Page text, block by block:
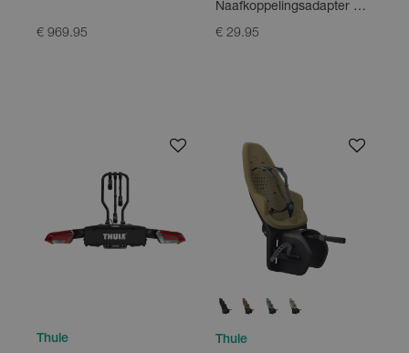
€ 969.95
Naafkoppelingsadapter E-
€ 29.95
Thule
Thule